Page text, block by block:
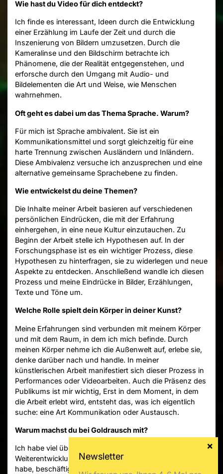
Wie hast du Video für dich entdeckt?
Ich finde es interessant, Ideen durch die Entwicklung
einer Erzählung im Laufe der Zeit und durch die
Inszenierung von Bildern umzusetzen. Durch die
Kameralinse und den Bildschirm betrachte ich
Phänomene, die der Realität entgegenstehen, und
erforsche durch den Umgang mit Audio- und
Bildelementen die Art und Weise, wie Menschen
wahrnehmen.
Oft geht es dabei um das Thema Sprache. Warum?
Für mich ist Sprache ambivalent. Sie ist ein
Kommunikationsmittel und sorgt gleichzeitig für eine
harte Trennung zwischen Ausländern und Inländern.
Diese Ambivalenz versuche ich anzusprechen und eine
alternative gemeinsame Sprachebene zu finden.
Wie entwickelst du deine Themen?
Die Inhalte meiner Arbeit basieren auf verschiedenen
persönlichen Eindrücken, die mit der Erfahrung
einhergehen, in eine neue Kultur einzutauchen. Zu
Beginn der Arbeit stelle ich Hypothesen auf. In der
Forschungsphase ist es ein wichtiger Prozess, diese
Hypothesen zu hinterfragen, sie zu widerlegen und neue
Aspekte zu entdecken. Anschließend wandle ich diesen
Prozess und meine Eindrücke in Bilder, Erzählungen,
Texte und Töne um.
Welche Rolle spielt dein Körper in deiner Kunst?
Meine Erfahrungen sind verbunden mit meinem Körper
und mit dem Raum, in dem ich mich befinde. Durch
meinen Körper nehme ich die Außenwelt auf, erlebe sie,
denke darüber nach und handle. In meiner
künstlerischen Arbeit manifestiert sich dieser Prozess in
Performances oder Videoarbeiten. Auch die Präsenz des
Publikums ist mir wichtig, Erst in dem Moment, in dem
die Arbeit erlebt wird, entsteht das, was ich eigentlich
suche: eine Art Kommunikation oder Austausch.
Warum machst du bei Goldrausch mit?
Ich habe viel über Feminismus und dessen
Weiterentwicklung nachgedacht. Da ich einen Sohn
habe, beschäftigt mich die Frage, wie nachfolgende